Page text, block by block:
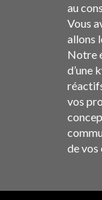
au
Vous
allons
Notre
d’une
vos
de vos